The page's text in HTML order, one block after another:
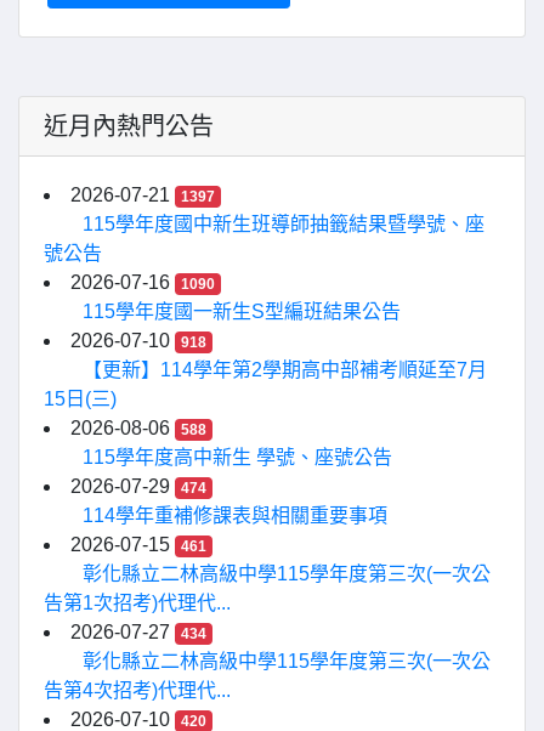
近月內熱門公告
2026-07-21 1397
115學年度國中新生班導師抽籤結果暨學號、座
號公告
2026-07-16
1090
115學年度國一新生S型編班結果公告
2026-07-10
918
【更新】114學年第2學期高中部補考順延至7月
15日(三)
2026-08-06
588
115學年度高中新生 學號、座號公告
2026-07-29
474
114學年重補修課表與相關重要事項
2026-07-15
461
彰化縣立二林高級中學115學年度第三次(一次公
告第1次招考)代理代...
2026-07-27
434
彰化縣立二林高級中學115學年度第三次(一次公
告第4次招考)代理代...
2026-07-10
420